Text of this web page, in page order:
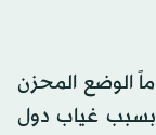
الوضع المحزن
بسبب غياب دول